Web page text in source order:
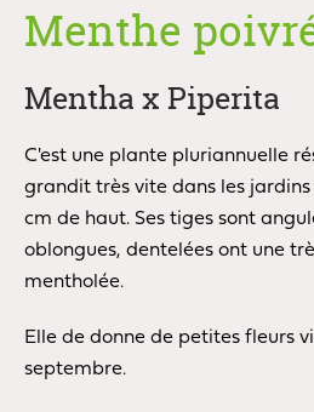
Menthe
Mentha x Piperita
C'est une plante pluriannuelle
grandit très vite dans les
cm de haut. Ses tiges sont
oblongues, dentelées ont une
mentholée.
Elle de donne de petites fleurs
septembre.